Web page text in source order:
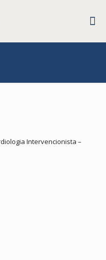
Intervencionista –